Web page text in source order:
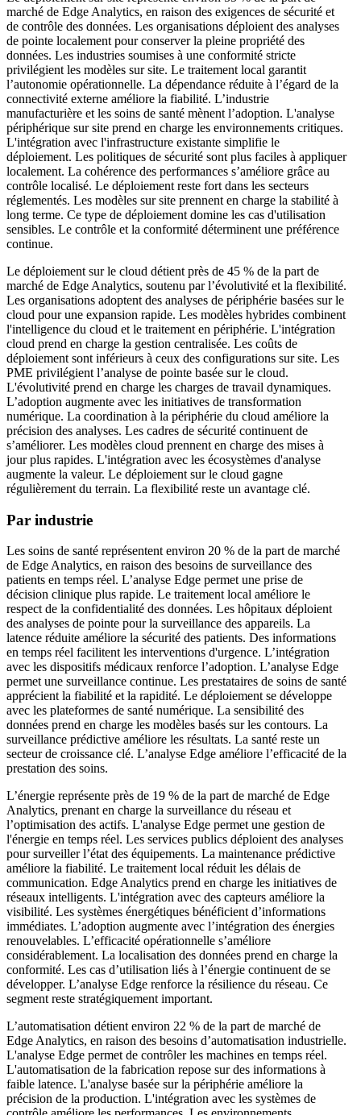
marché de Edge Analytics, en raison des exigences de sécurité et
de contrôle des données. Les organisations déploient des analyses
de pointe localement pour conserver la pleine propriété des
données. Les industries soumises à une conformité stricte
privilégient les modèles sur site. Le traitement local garantit
l’autonomie opérationnelle. La dépendance réduite à l’égard de la
connectivité externe améliore la fiabilité. L’industrie
manufacturière et les soins de santé mènent l’adoption. L'analyse
périphérique sur site prend en charge les environnements critiques.
L'intégration avec l'infrastructure existante simplifie le
déploiement. Les politiques de sécurité sont plus faciles à appliquer
localement. La cohérence des performances s’améliore grâce au
contrôle localisé. Le déploiement reste fort dans les secteurs
réglementés. Les modèles sur site prennent en charge la stabilité à
long terme. Ce type de déploiement domine les cas d'utilisation
sensibles. Le contrôle et la conformité déterminent une préférence
continue.
Le déploiement sur le cloud détient près de 45 % de la part de
marché de Edge Analytics, soutenu par l’évolutivité et la flexibilité.
Les organisations adoptent des analyses de périphérie basées sur le
cloud pour une expansion rapide. Les modèles hybrides combinent
l'intelligence du cloud et le traitement en périphérie. L'intégration
cloud prend en charge la gestion centralisée. Les coûts de
déploiement sont inférieurs à ceux des configurations sur site. Les
PME privilégient l’analyse de pointe basée sur le cloud.
L'évolutivité prend en charge les charges de travail dynamiques.
L’adoption augmente avec les initiatives de transformation
numérique. La coordination à la périphérie du cloud améliore la
précision des analyses. Les cadres de sécurité continuent de
s’améliorer. Les modèles cloud prennent en charge des mises à
jour plus rapides. L'intégration avec les écosystèmes d'analyse
augmente la valeur. Le déploiement sur le cloud gagne
régulièrement du terrain. La flexibilité reste un avantage clé.
Par industrie
Les soins de santé représentent environ 20 % de la part de marché
de Edge Analytics, en raison des besoins de surveillance des
patients en temps réel. L’analyse Edge permet une prise de
décision clinique plus rapide. Le traitement local améliore le
respect de la confidentialité des données. Les hôpitaux déploient
des analyses de pointe pour la surveillance des appareils. La
latence réduite améliore la sécurité des patients. Des informations
en temps réel facilitent les interventions d'urgence. L’intégration
avec les dispositifs médicaux renforce l’adoption. L’analyse Edge
permet une surveillance continue. Les prestataires de soins de santé
apprécient la fiabilité et la rapidité. Le déploiement se développe
avec les plateformes de santé numérique. La sensibilité des
données prend en charge les modèles basés sur les contours. La
surveillance prédictive améliore les résultats. La santé reste un
secteur de croissance clé. L’analyse Edge améliore l’efficacité de la
prestation des soins.
L’énergie représente près de 19 % de la part de marché de Edge
Analytics, prenant en charge la surveillance du réseau et
l’optimisation des actifs. L'analyse Edge permet une gestion de
l'énergie en temps réel. Les services publics déploient des analyses
pour surveiller l’état des équipements. La maintenance prédictive
améliore la fiabilité. Le traitement local réduit les délais de
communication. Edge Analytics prend en charge les initiatives de
réseaux intelligents. L'intégration avec des capteurs améliore la
visibilité. Les systèmes énergétiques bénéficient d’informations
immédiates. L’adoption augmente avec l’intégration des énergies
renouvelables. L’efficacité opérationnelle s’améliore
considérablement. La localisation des données prend en charge la
conformité. Les cas d’utilisation liés à l’énergie continuent de se
développer. L’analyse Edge renforce la résilience du réseau. Ce
segment reste stratégiquement important.
L’automatisation détient environ 22 % de la part de marché de
Edge Analytics, en raison des besoins d’automatisation industrielle.
L'analyse Edge permet de contrôler les machines en temps réel.
L'automatisation de la fabrication repose sur des informations à
faible latence. L'analyse basée sur la périphérie améliore la
précision de la production. L'intégration avec les systèmes de